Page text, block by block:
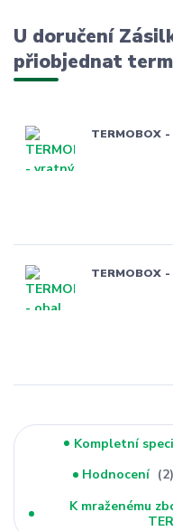
U doručení
přiobjednat
TERMOBOX
TERMOBOX
Kompletní
Hodnocení
2
K mraženému